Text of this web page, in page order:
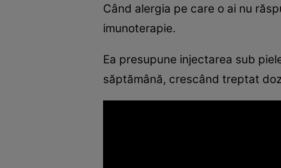
Când alergia pe care o ai nu
imunoterapie.
Ea presupune injectarea sub
săptămână, crescând treptat